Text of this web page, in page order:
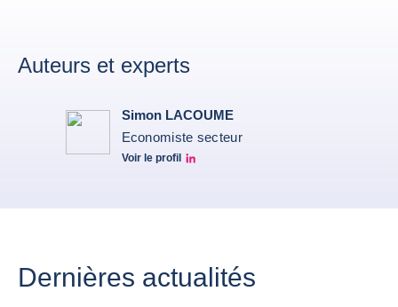
Auteurs et experts
Simon LACOUME
Economiste secteur
Voir le profil
Simon Lacoume linkedin
Dernières actualités